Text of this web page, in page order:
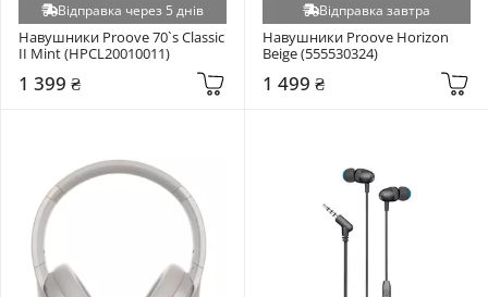
Відправка через 5 днів
Навушники Proove 70`s Classic
II Mint (HPCL20010011)
1 399 ₴
Відправка завтра
Навушники Proove Horizon
Beige (555530324)
1 499 ₴